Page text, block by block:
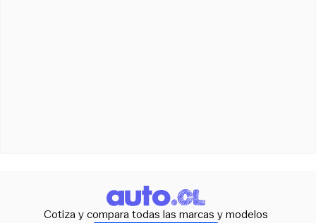
Cotiza y compara todas las marcas y modelos